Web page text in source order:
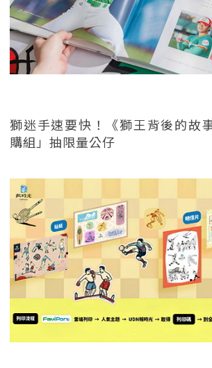
獅迷手速要快！《獅王背後的故
購組」抽限量公仔